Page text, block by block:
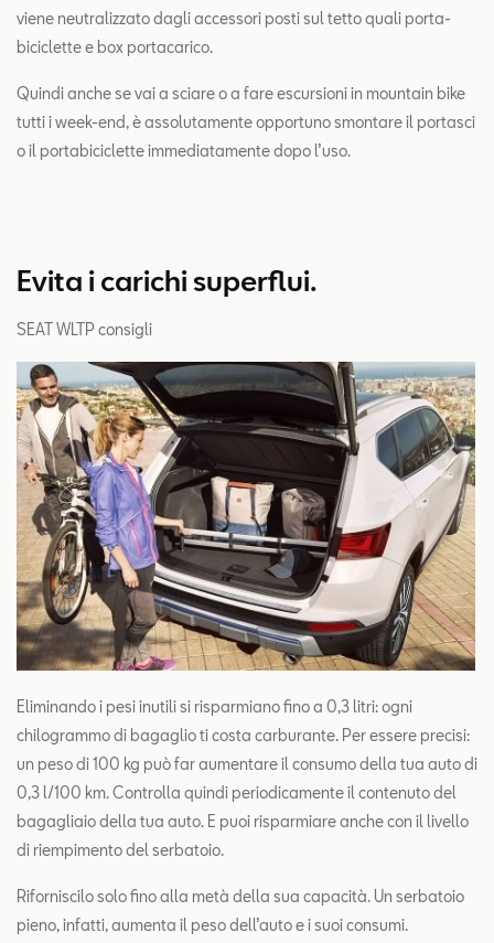
viene neutralizzato dagli accessori posti sul tetto quali porta-
biciclette e box portacarico.
Quindi anche se vai a sciare o a fare escursioni in mountain bike
tutti i week-end, è assolutamente opportuno smontare il portasci
o il portabiciclette immediatamente dopo l’uso.
Evita i carichi superflui.
SEAT WLTP consigli
Eliminando i pesi inutili si risparmiano fino a 0,3 litri: ogni
chilogrammo di bagaglio ti costa carburante. Per essere precisi:
un peso di 100 kg può far aumentare il consumo della tua auto di
0,3 l/100 km. Controlla quindi periodicamente il contenuto del
bagagliaio della tua auto. E puoi risparmiare anche con il livello
di riempimento del serbatoio.
Riforniscilo solo fino alla metà della sua capacità. Un serbatoio
pieno, infatti, aumenta il peso dell’auto e i suoi consumi.